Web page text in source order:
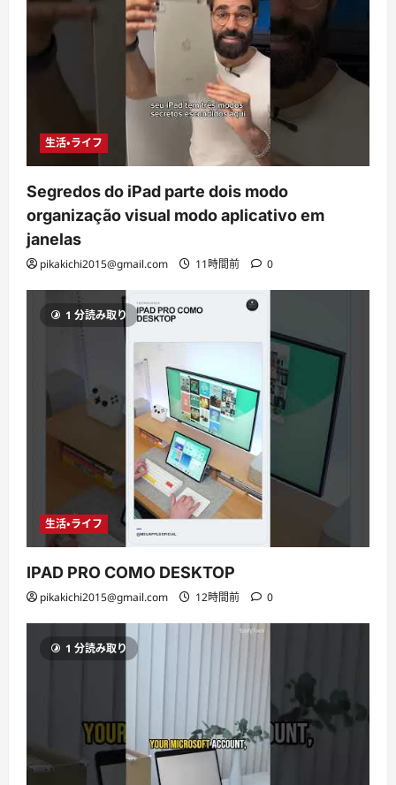
生活・ライフ
Segredos do iPad parte dois modo
organização visual modo aplicativo em
janelas
pikakichi2015@gmail.com 11時間前 0
1 分読み取り
生活・ライフ
IPAD PRO COMO DESKTOP
pikakichi2015@gmail.com 12時間前 0
1 分読み取り